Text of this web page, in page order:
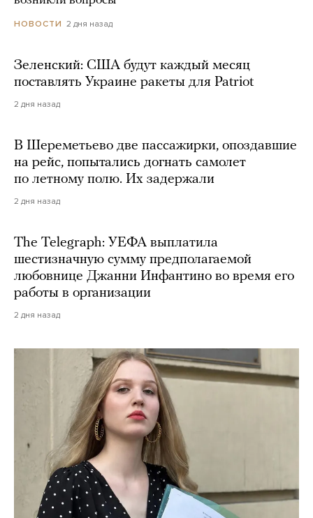
НОВОСТИ 2 дня назад
Зеленский: США будут каждый месяц
поставлять Украине ракеты для Patriot
2 дня назад
В Шереметьево две пассажирки, опоздавшие
на рейс, попытались догнать самолет
по летному полю. Их задержали
2 дня назад
The Telegraph: УЕФА выплатила
шестизначную сумму предполагаемой
любовнице Джанни Инфантино во время его
работы в организации
2 дня назад